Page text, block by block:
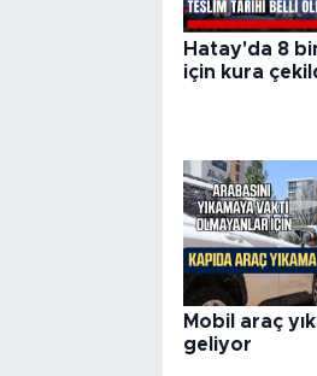
Hatay'da 8
için kura
Mobil araç
geliyor